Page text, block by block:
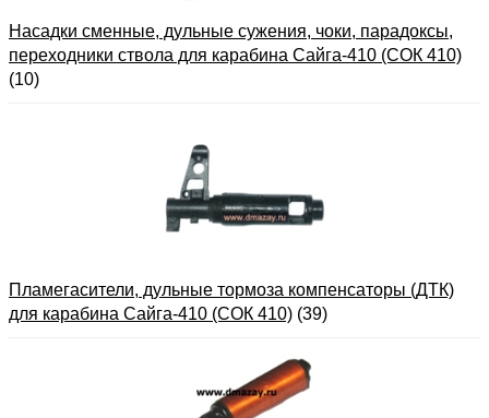
Насадки сменные, дульные сужения, чоки, парадоксы,
переходники ствола для карабина Сайга-410 (СОК 410)
(10)
Пламегасители, дульные тормоза компенсаторы (ДТК)
для карабина Сайга-410 (СОК 410) (39)